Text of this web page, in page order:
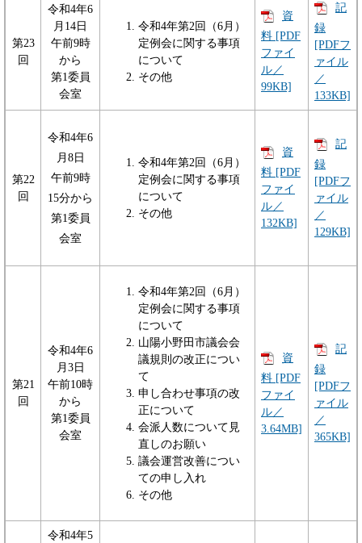
第23
回
令和4年6
月14日
午前9時
から
第1委員
会室
令和4年第2回（6月）
定例会に関する事項
について
その他
資
料 [PDF
ファイ
ル／
99KB]
記
録
[PDFフ
ァイル
／
133KB]
第22
回
令和4年6
月8日
午前9時
15分から
第1委員
会室
令和4年第2回（6月）
定例会に関する事項
について
その他
資
料 [PDF
ファイ
ル／
132KB]
記
録
[PDFフ
ァイル
／
129KB]
第21
回
令和4年6
月3日
午前10時
から
第1委員
会室
令和4年第2回（6月）
定例会に関する事項
について
山陽小野田市議会会
議規則の改正につい
て
申し合わせ事項の改
正について
会派人数について見
直しのお願い
議会運営改善につい
ての申し入れ
その他
資
料 [PDF
ファイ
ル／
3.64MB]
記
録
[PDFフ
ァイル
／
365KB]
令和4年5